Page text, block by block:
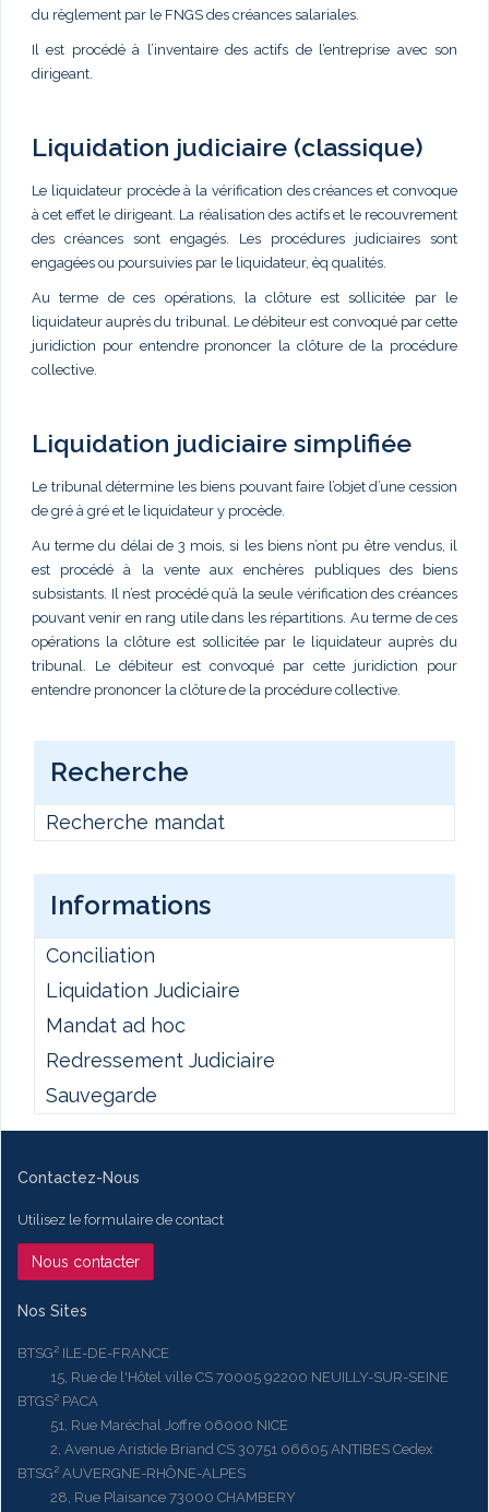
du règlement par le FNGS des créances salariales.
Il est procédé à l’inventaire des actifs de l’entreprise avec son
dirigeant.
Liquidation judiciaire (classique)
Le liquidateur procède à la vérification des créances et convoque
à cet effet le dirigeant. La réalisation des actifs et le recouvrement
des créances sont engagés. Les procédures judiciaires sont
engagées ou poursuivies par le liquidateur, èq qualités.
Au terme de ces opérations, la clôture est sollicitée par le
liquidateur auprès du tribunal. Le débiteur est convoqué par cette
juridiction pour entendre prononcer la clôture de la procédure
collective.
Liquidation judiciaire simplifiée
Le tribunal détermine les biens pouvant faire l’objet d’une cession
de gré à gré et le liquidateur y procède.
Au terme du délai de 3 mois, si les biens n’ont pu être vendus, il
est procédé à la vente aux enchères publiques des biens
subsistants. Il n’est procédé qu’à la seule vérification des créances
pouvant venir en rang utile dans les répartitions. Au terme de ces
opérations la clôture est sollicitée par le liquidateur auprès du
tribunal. Le débiteur est convoqué par cette juridiction pour
entendre prononcer la clôture de la procédure collective.
Recherche
Recherche mandat
Informations
Conciliation
Liquidation Judiciaire
Mandat ad hoc
Redressement Judiciaire
Sauvegarde
Contactez-Nous
Utilisez le formulaire de contact
Nous contacter
Nos Sites
BTSG² ILE-DE-FRANCE
15, Rue de l'Hôtel ville CS 70005 92200 NEUILLY-SUR-SEINE
BTGS² PACA
51, Rue Maréchal Joffre 06000 NICE
2, Avenue Aristide Briand CS 30751 06605 ANTIBES Cedex
BTSG² AUVERGNE-RHÔNE-ALPES
28, Rue Plaisance 73000 CHAMBERY